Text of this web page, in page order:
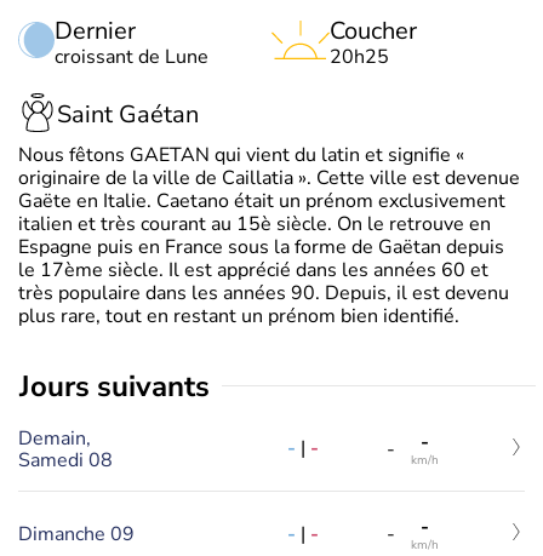
Dernier
croissant de Lune
Coucher
20h25
Saint Gaétan
Nous fêtons GAETAN qui vient du latin et signifie «
originaire de la ville de Caillatia ». Cette ville est devenue
Gaëte en Italie. Caetano était un prénom exclusivement
italien et très courant au 15è siècle. On le retrouve en
Espagne puis en France sous la forme de Gaëtan depuis
le 17ème siècle. Il est apprécié dans les années 60 et
très populaire dans les années 90. Depuis, il est devenu
plus rare, tout en restant un prénom bien identifié.
jours suivants
Demain,
Samedi 08
- | - - -
km/h
Dimanche 09 - | - - -
km/h